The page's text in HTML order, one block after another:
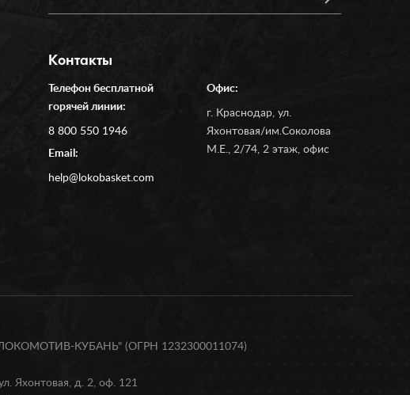
Контакты
Телефон бесплатной
горячей линии:
8 800 550 1946
Email:
help@lokobasket.com
Офис:
г. Краснодар, ул.
Яхонтовая/им.Соколова
М.Е., 2/74, 2 этаж, офис
КУБАНЬ" (ОГРН 1232300011074)
Яхонтовая, д. 2, оф. 121